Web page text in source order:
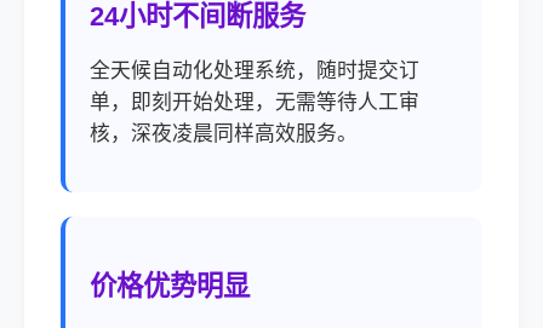
24小时不间断服务
全天候自动化处理系统，随时提交订
单，即刻开始处理，无需等待人工审
核，深夜凌晨同样高效服务。
价格优势明显